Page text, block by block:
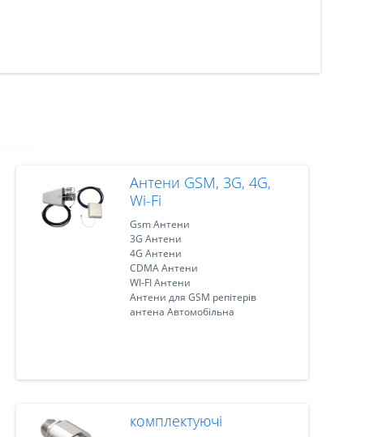
Антени GSM, 3G, 4G,
Wi-Fi
Gsm Антени
3G Антени
4G Антени
CDMA Антени
WI-FI Антени
Антени для GSM репітерів
антена Автомобільна
комплектуючі